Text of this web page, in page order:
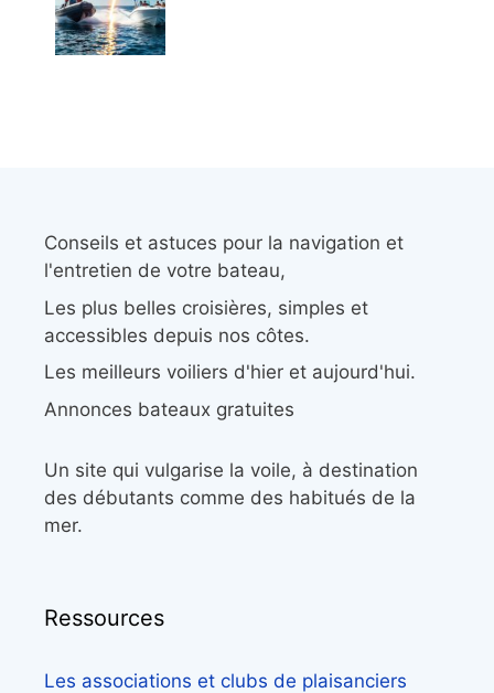
Conseils et astuces pour la navigation et
l'entretien de votre bateau,
Les plus belles croisières, simples et
accessibles depuis nos côtes.
Les meilleurs voiliers d'hier et aujourd'hui.
Annonces bateaux gratuites
Un site qui vulgarise la voile, à destination
des débutants comme des habitués de la
mer.
Ressources
Les associations et clubs de plaisanciers